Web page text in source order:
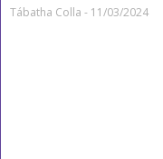
Tábatha Colla 11/03/2024